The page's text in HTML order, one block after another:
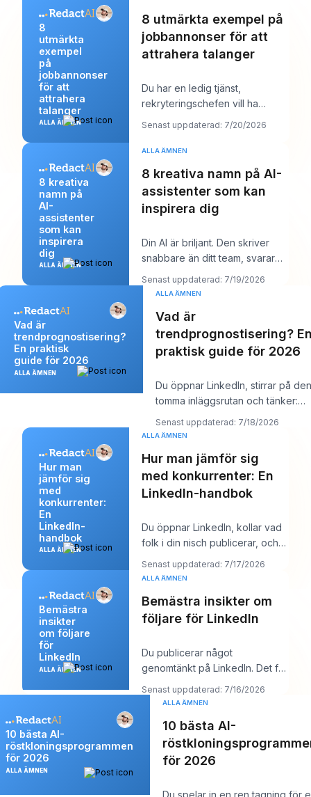
8
utmärkta
exempel
på
jobbannonser
för att
attrahera
talanger
ALLA ÄMNEN
8 utmärkta exempel på
jobbannonser för att
attrahera talanger
Du har en ledig tjänst,
rekryteringschefen vill ha
“starka kandidater senast nästa
vecka”, och din a
Senast uppdaterad: 7/20/2026
8 kreativa
namn på
AI-
assistenter
som kan
inspirera
dig
ALLA ÄMNEN
ALLA ÄMNEN
8 kreativa namn på AI-
assistenter som kan
inspirera dig
Din AI är briljant. Den skriver
snabbare än ditt team, svarar
tydligt och låter kanske till och
med
Senast uppdaterad: 7/19/2026
Vad är
trendprognostisering?
En praktisk
guide för 2026
ALLA ÄMNEN
ALLA ÄMNEN
Vad är
trendprognostisering?
praktisk guide för 2026
Du öppnar LinkedIn, stirrar på den
tomma inläggsrutan och tänker:
“Vad bryr sig min målgrupp om
Senast uppdaterad: 7/18/2026
Hur man
jämför sig
med
konkurrenter:
En
LinkedIn-
handbok
ALLA ÄMNEN
ALLA ÄMNEN
Hur man jämför sig
med konkurrenter: En
LinkedIn-handbok
Du öppnar LinkedIn, kollar vad
folk i din nisch publicerar, och
inom tio minuter har du en rörig
men
Senast uppdaterad: 7/17/2026
Bemästra
insikter
om följare
för
LinkedIn
ALLA ÄMNEN
ALLA ÄMNEN
Bemästra insikter om
följare för LinkedIn
Du publicerar något
genomtänkt på LinkedIn. Det får
några gilla-markeringar, kanske
en kommentar frå
Senast uppdaterad: 7/16/2026
10 bästa AI-
röstkloningsprogrammen
för 2026
ALLA ÄMNEN
ALLA ÄMNEN
10 bästa AI-
för 2026